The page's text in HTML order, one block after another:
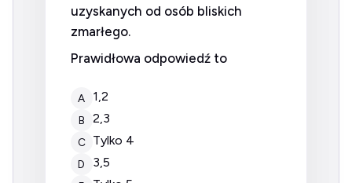
uzyskanych od osób bliskich
zmarłego.
Prawidłowa odpowiedź to
A 1,2
B 2,3
C tylko 4
D 3,5